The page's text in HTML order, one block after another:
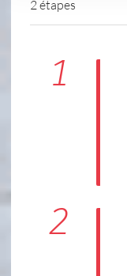
2 étapes
1
2